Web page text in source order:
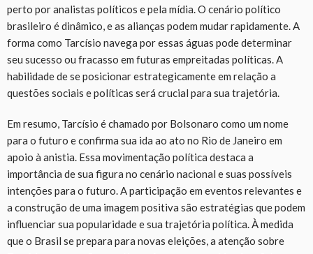
perto por analistas políticos e pela mídia. O cenário político
brasileiro é dinâmico, e as alianças podem mudar rapidamente. A
forma como Tarcísio navega por essas águas pode determinar
seu sucesso ou fracasso em futuras empreitadas políticas. A
habilidade de se posicionar estrategicamente em relação a
questões sociais e políticas será crucial para sua trajetória.
Em resumo, Tarcísio é chamado por Bolsonaro como um nome
para o futuro e confirma sua ida ao ato no Rio de Janeiro em
apoio à anistia. Essa movimentação política destaca a
importância de sua figura no cenário nacional e suas possíveis
intenções para o futuro. A participação em eventos relevantes e
a construção de uma imagem positiva são estratégias que podem
influenciar sua popularidade e sua trajetória política. À medida
que o Brasil se prepara para novas eleições, a atenção sobre